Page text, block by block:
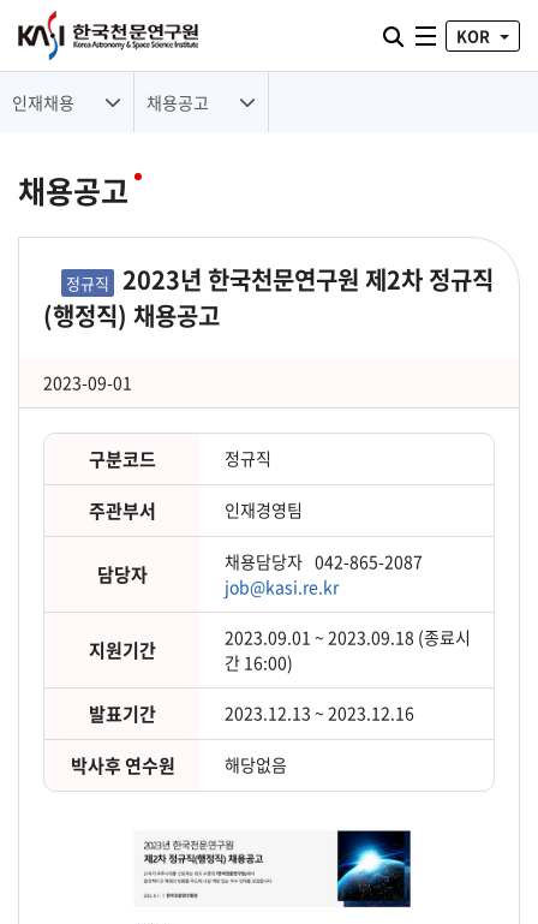
통합검색 열기
전체메뉴
KOR
인재채용 채용공고
채용공고
정규직
2023년 한국천문연구원 제2차 정규직
(행정직) 채용공고
2023-09-01
구분코드 정규직
주관부서 인재경영팀
담당자 채용담당자 042-865-2087
job@kasi.re.kr
지원기간
2023.09.01 ~ 2023.09.18 (종료시
간 16:00)
발표기간 2023.12.13 ~ 2023.12.16
박사후 연수원 해당없음